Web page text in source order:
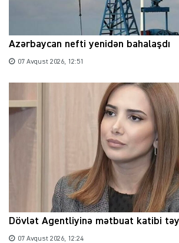
Azərbaycan nefti yenidən bahalaşdı
07 Avqust 2026, 12:51
Dövlət Agentliyinə mətbuat katibi
07 Avqust 2026, 12:24